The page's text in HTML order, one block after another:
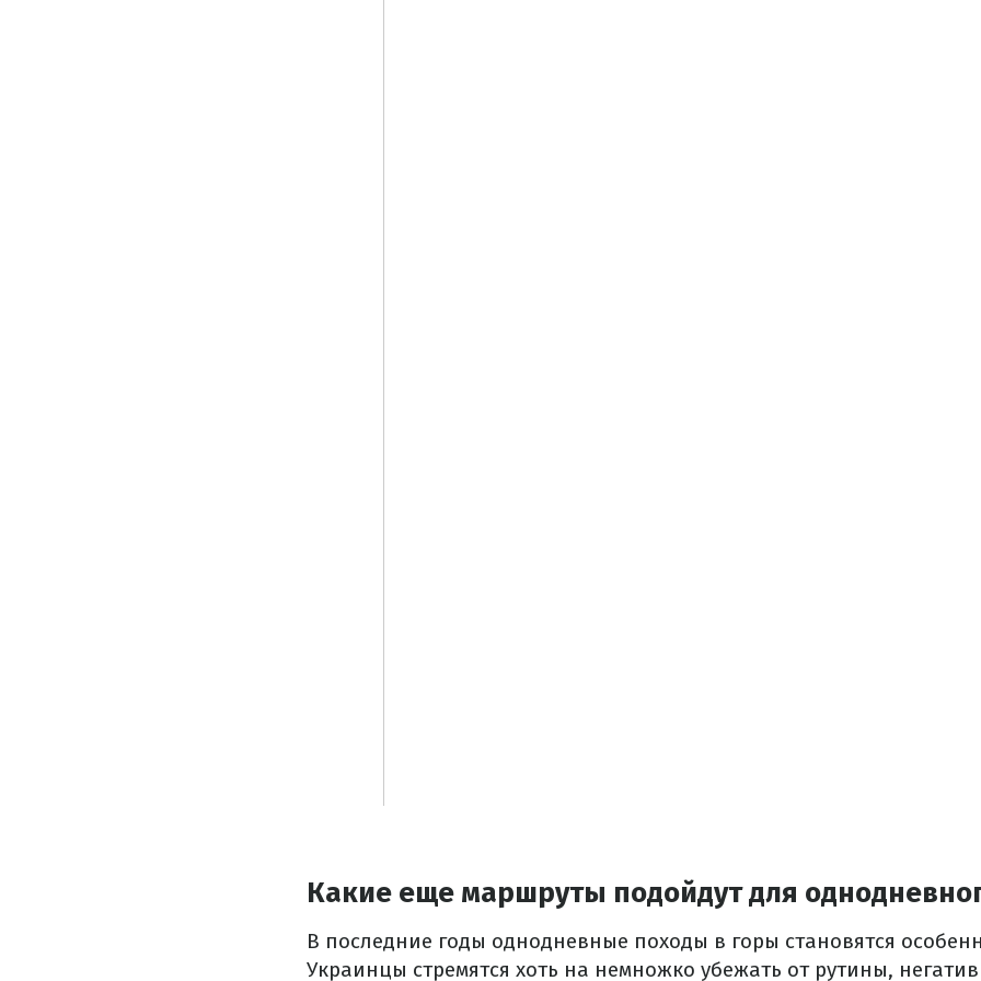
Какие еще маршруты подойдут для
В последние годы однодневные походы в горы становятся
Украинцы стремятся хоть на немножко убежать от рутины,